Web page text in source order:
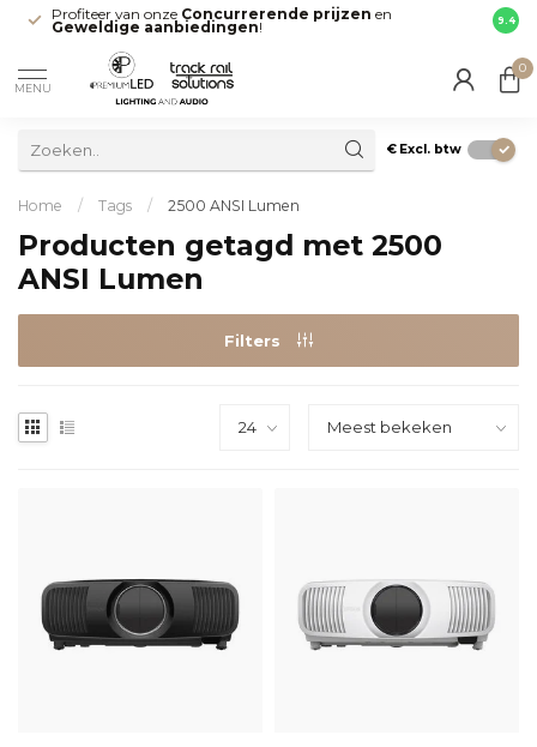
Profiteer van onze Concurrerende prijzen en
Geweldige aanbiedingen! direct
9.4
MENU
0
€ Excl. btw
Home / Tags / 2500 ANSI Lumen
Producten getagd met 2500
ANSI Lumen
Filters